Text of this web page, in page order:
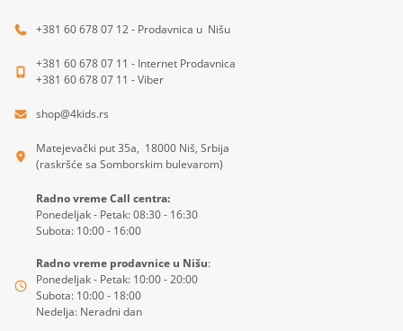
+381 60 678 07 12 - Prodavnica u Nišu
+381 60 678 07 11 - Internet Prodavnica
+381 60 678 07 11 - Viber
shop@4kids.rs
Matejevački put 35a, 18000 Niš, Srbija
(raskršće sa Somborskim bulevarom)
Radno vreme Call centra:
Ponedeljak - Petak: 08:30 - 16:30
Subota: 10:00 - 16:00
Radno vreme prodavnice u Nišu:
Ponedeljak - Petak: 10:00 - 20:00
Subota: 10:00 - 18:00
Nedelja: Neradni dan